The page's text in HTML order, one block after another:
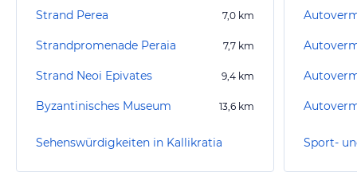
Strand Perea 7,0 km
Strandpromenade Peraia 7,7 km
Strand Neoi Epivates 9,4 km
Byzantinisches Museum 13,6 km
Sehenswürdigkeiten in Kallikratia